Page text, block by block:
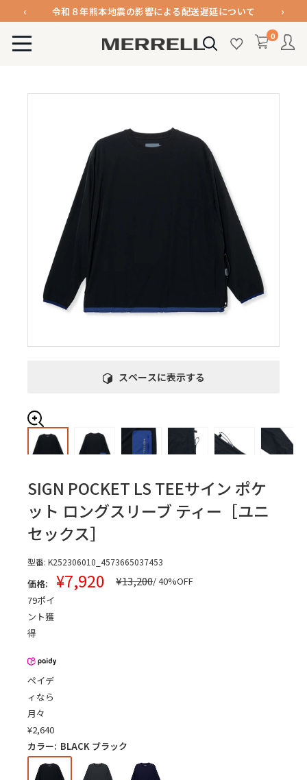
ン
‹
令和８年熊本地震の影響による配送遅延について
令和８年熊本地震の影響による配送遅延について
›
MERRELL
オ
イ
0
スペースに表示する
SIGN POCKET LS TEEサイン ポケ
ット ロングスリーブ ティー［ユニ
セックス］
型番: K252306010_4573665037453
価格: 販
¥7,920 通
¥13,200/ 40%OFF
79ポイ
ント獲
得
ペイデ
ィなら
月々
¥2,640
カラー: BLACK ブラック